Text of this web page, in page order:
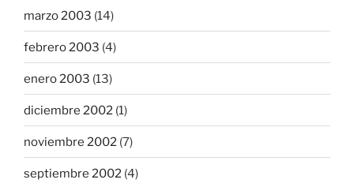
marzo 2003 (14)
febrero 2003 (4)
enero 2003 (13)
diciembre 2002 (1)
noviembre 2002 (7)
septiembre 2002 (4)